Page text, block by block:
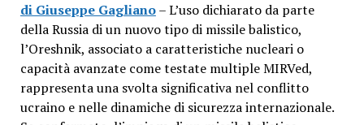
di Giuseppe Gagliano– L’uso dichiarato da parte
della Russia di un nuovo tipo di missile balistico,
l’Oreshnik, associato a caratteristiche nucleari o
capacità avanzate come testate multiple MIRVed,
rappresenta una svolta significativa nel conflitto
ucraino e nelle dinamiche di sicurezza internazionale.